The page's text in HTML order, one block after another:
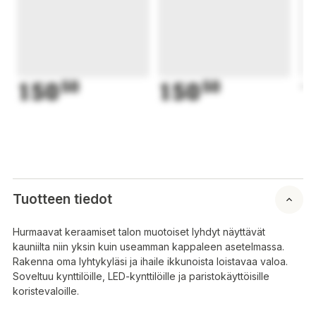
15050 15050
Tuotteen tiedot
Hurmaavat keraamiset talon muotoiset lyhdyt näyttävät
kauniilta niin yksin kuin useamman kappaleen asetelmassa.
Rakenna oma lyhtykyläsi ja ihaile ikkunoista loistavaa valoa.
Soveltuu kynttilöille, LED-kynttilöille ja paristokäyttöisille
koristevaloille.